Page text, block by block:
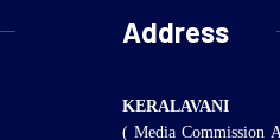
Address
KERALAVANI
( Media Commission